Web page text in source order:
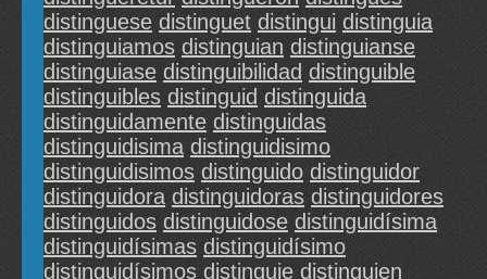
distinguese distinguet distingui distinguia
distinguiamos distinguian distinguianse
distinguiase distinguibilidad distinguible
distinguibles distinguid distinguida
distinguidamente distinguidas
distinguidisima distinguidisimo
distinguidisimos distinguido distinguidor
distinguidora distinguidoras distinguidores
distinguidos distinguidose distinguidísima
distinguidísimas distinguidísimo
distinguidísimos distinguie distinguien